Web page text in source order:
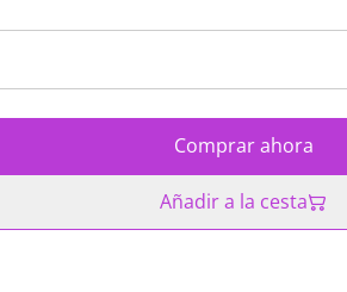
Comprar ahora
Añadir a la cesta